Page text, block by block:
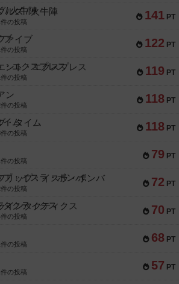
141 PT
ルズ / 火牛陣
件の投稿
122 PT
ァイブ
件の投稿
119 PT
ント・エクスプレス
件の投稿
118 PT
ン
件の投稿
118 PT
・タイム
の投稿
79 PT
件の投稿
72 PT
リップ：イスラ・ボンバ
件の投稿
70 PT
インタクティクス
の投稿
68 PT
件の投稿
57 PT
件の投稿